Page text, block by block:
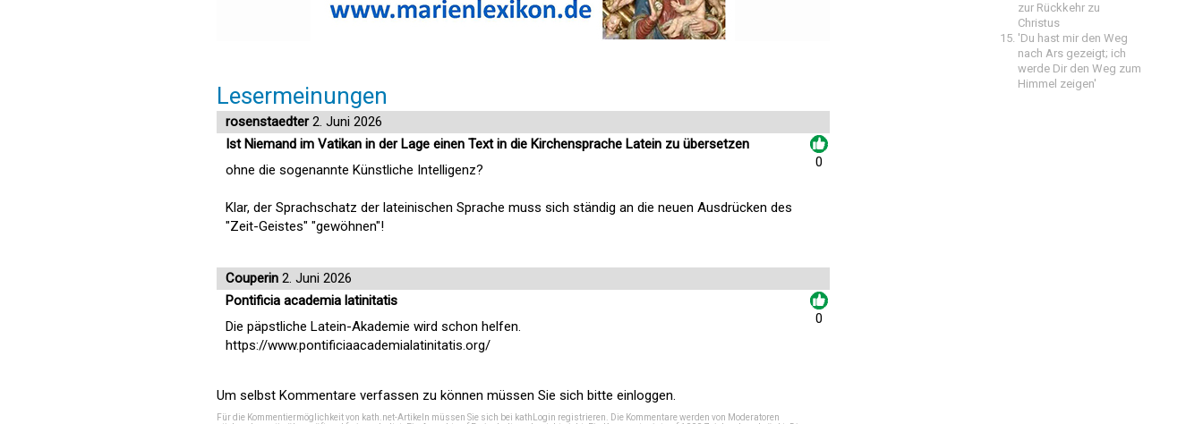
Lesermeinungen
rosenstaedter2. Juni 2026
Ist Niemand im Vatikan in der Lage einen Text in die Kirchensprache Latein zu übersetzen
ohne die sogenannte Künstliche Intelligenz?
Klar, der Sprachschatz der lateinischen Sprache muss sich ständig an die neuen Ausdrücken des
"Zeit-Geistes" "gewöhnen"!
0
Couperin 2. Juni 2026
Pontificia academia latinitatis
Die päpstliche Latein-Akademie wird schon helfen.
https://www.pontificiaacademialatinitatis.org/
0
Um selbst Kommentare verfassen zu können müssen Sie sich bitte einloggen.
Für die Kommentiermöglichkeit von kath.net-Artikeln müssen Sie sich bei kathLogin registrieren . Die Kommentare werden von Moderatoren
zur Rückkehr zu
Christus
'Du hast mir den Weg
nach Ars gezeigt; ich
werde Dir den Weg zum
Himmel zeigen'